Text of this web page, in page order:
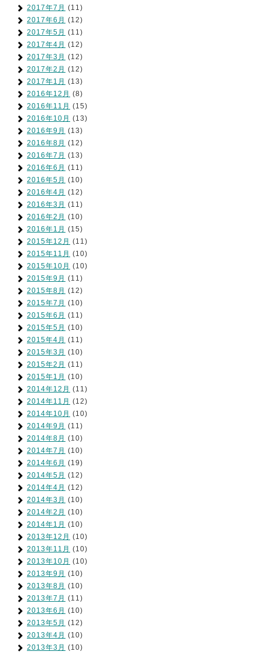
2017年7月 (11)
2017年6月 (12)
2017年5月 (11)
2017年4月 (12)
2017年3月 (12)
2017年2月 (12)
2017年1月 (13)
2016年12月 (8)
2016年11月 (15)
2016年10月 (13)
2016年9月 (13)
2016年8月 (12)
2016年7月 (13)
2016年6月 (11)
2016年5月 (10)
2016年4月 (12)
2016年3月 (11)
2016年2月 (10)
2016年1月 (15)
2015年12月 (11)
2015年11月 (10)
2015年10月 (10)
2015年9月 (11)
2015年8月 (12)
2015年7月 (10)
2015年6月 (11)
2015年5月 (10)
2015年4月 (11)
2015年3月 (10)
2015年2月 (11)
2015年1月 (10)
2014年12月 (11)
2014年11月 (12)
2014年10月 (10)
2014年9月 (11)
2014年8月 (10)
2014年7月 (10)
2014年6月 (19)
2014年5月 (12)
2014年4月 (12)
2014年3月 (10)
2014年2月 (10)
2014年1月 (10)
2013年12月 (10)
2013年11月 (10)
2013年10月 (10)
2013年9月 (10)
2013年8月 (10)
2013年7月 (11)
2013年6月 (10)
2013年5月 (12)
2013年4月 (10)
2013年3月 (10)